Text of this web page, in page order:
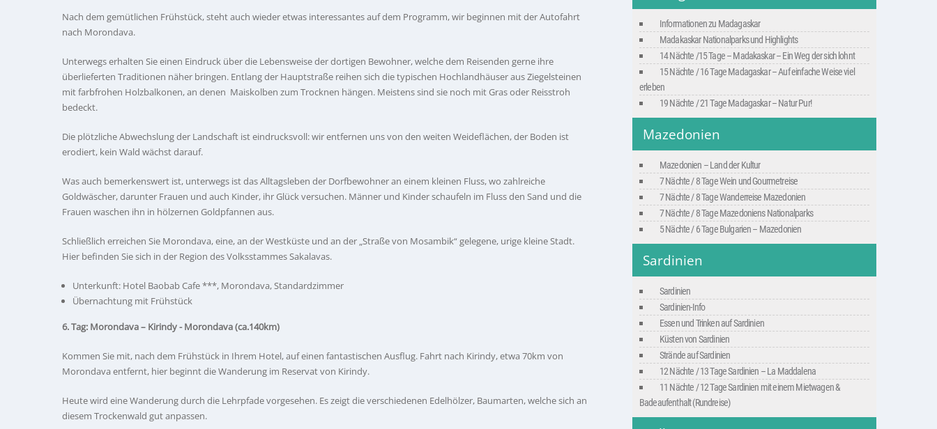
Nach dem gemütlichen Frühstück, steht auch wieder etwas interessantes auf dem Programm, wir beginnen mit der Autofahrt
nach Morondava.
Unterwegs erhalten Sie einen Eindruck über die Lebensweise der dortigen Bewohner, welche dem Reisenden gerne ihre
überlieferten Traditionen näher bringen. Entlang der Hauptstraße reihen sich die typischen Hochlandhäuser aus Ziegelsteinen
mit farbfrohen Holzbalkonen, an denen Maiskolben zum Trocknen hängen. Meistens sind sie noch mit Gras oder Reisstroh
bedeckt.
Die plötzliche Abwechslung der Landschaft ist eindrucksvoll: wir entfernen uns von den weiten Weideflächen, der Boden ist
erodiert, kein Wald wächst darauf.
Was auch bemerkenswert ist, unterwegs ist das Alltagsleben der Dorfbewohner an einem kleinen Fluss, wo zahlreiche
Goldwäscher, darunter Frauen und auch Kinder, ihr Glück versuchen. Männer und Kinder schaufeln im Fluss den Sand und die
Frauen waschen ihn in hölzernen Goldpfannen aus.
Schließlich erreichen Sie Morondava, eine, an der Westküste und an der „Straße von Mosambik“ gelegene, urige kleine Stadt.
Hier befinden Sie sich in der Region des Volksstammes Sakalavas.
Unterkunft: Hotel Baobab Cafe ***, Morondava, Standardzimmer
Übernachtung mit Frühstück
6. Tag: Morondava– Kirindy - Morondava (ca.140km)
Kommen Sie mit, nach dem Frühstück in Ihrem Hotel, auf einen fantastischen Ausflug. Fahrt nach Kirindy, etwa 70km von
Morondava entfernt, hier beginnt die Wanderung im Reservat von Kirindy.
Heute wird eine Wanderung durch die Lehrpfade vorgesehen. Es zeigt die verschiedenen Edelhölzer, Baumarten, welche sich an
diesem Trockenwald gut anpassen.
Informationen zu Madagaskar
Madakaskar Nationalparks und Highlights
14 Nächte /15 Tage – Madakaskar – Ein Weg der sich lohnt
15 Nächte / 16 Tage Madagaskar – Auf einfache Weise viel
erleben
19 Nächte / 21 Tage Madagaskar – Natur Pur!
Mazedonien
Mazedonien – Land der Kultur
7 Nächte / 8 Tage Wein und Gourmetreise
7 Nächte / 8 Tage Wanderreise Mazedonien
7 Nächte / 8 Tage Mazedoniens Nationalparks
5 Nächte / 6 Tage Bulgarien – Mazedonien
Sardinien
Sardinien
Sardinien-Info
Essen und Trinken auf Sardinien
Küsten von Sardinien
Strände auf Sardinien
12 Nächte / 13 Tage Sardinien – La Maddalena
11 Nächte / 12 Tage Sardinien mit einem Mietwagen &
Badeaufenthalt (Rundreise)